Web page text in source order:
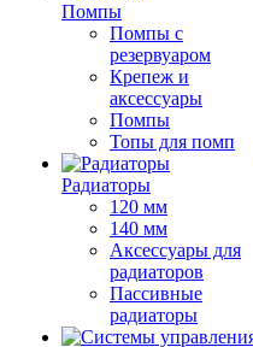
Помпы
Помпы с
резервуаром
Крепеж и
аксессуары
Помпы
Топы для помп
Радиаторы
120 мм
140 мм
Аксессуары для
радиаторов
Пассивные
радиаторы